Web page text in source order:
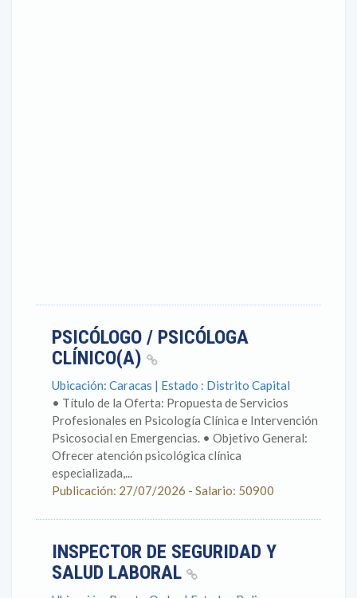
PSICÓLOGO / PSICÓLOGA
CLÍNICO(A)
Ubicación: Caracas | Estado : Distrito Capital
• Título de la Oferta: Propuesta de Servicios
Profesionales en Psicología Clínica e Intervención
Psicosocial en Emergencias. • Objetivo General:
Ofrecer atención psicológica clínica
especializada,...
Publicación: 27/07/2026 - Salario: 50900
INSPECTOR DE SEGURIDAD Y
SALUD LABORAL